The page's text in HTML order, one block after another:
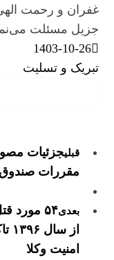
غفران و رحمت
جزیل مسئلت
1403-10-26
تبریک و تسلیت
قبلیجزئیات
مقررات
بعدی
۵۴
امنیت وکلا